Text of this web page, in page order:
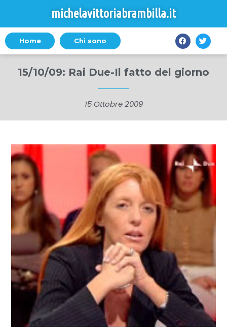
michelavittoriabrambilla.it
Home Chi sono
15/10/09: Rai Due-Il fatto del giorno
15 Ottobre 2009